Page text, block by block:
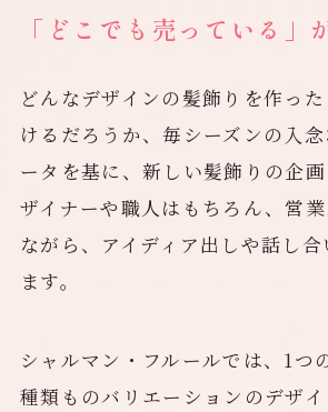
「どこでも売っている」
どんなデザインの髪飾りを作っ
けるだろうか、毎シーズンの入
ータを基に、新しい髪飾りの企
ザイナーや職人はもちろん、営
ながら、アイディア出しや話し
ます。
シャルマン・フルールでは、1つ
種類ものバリエーションのデザ